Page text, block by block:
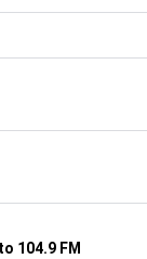
104.9 FM